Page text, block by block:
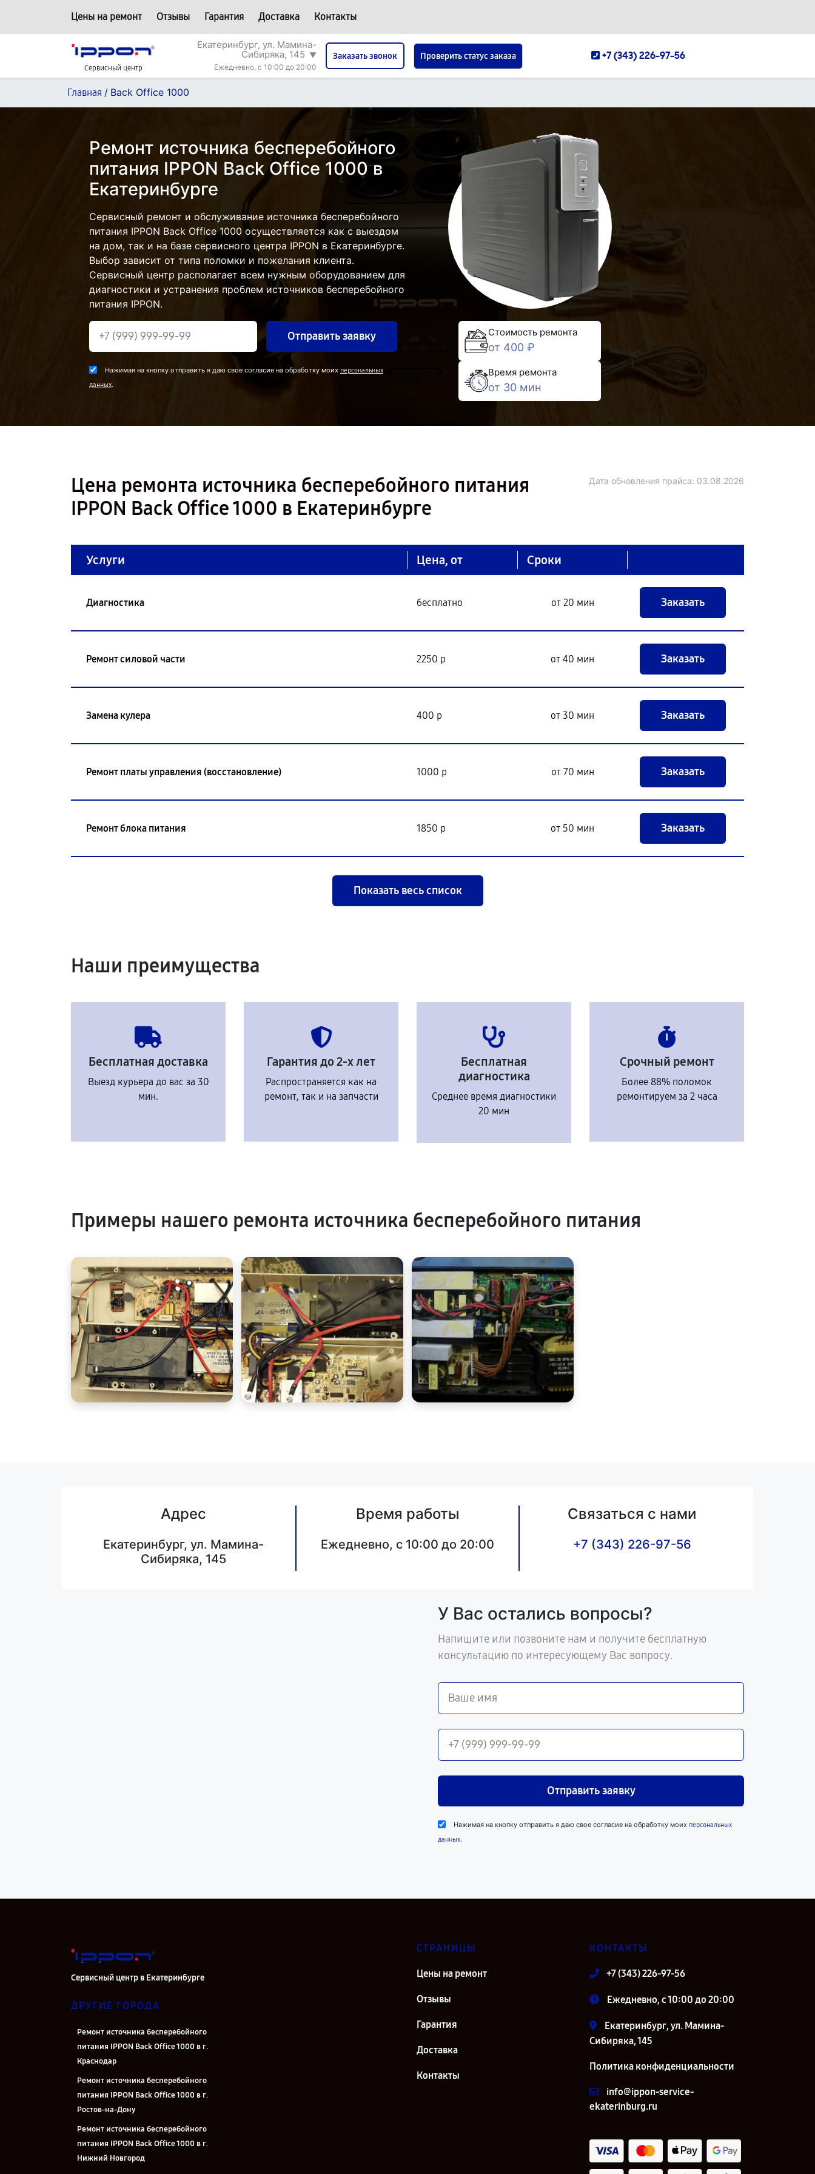
Цены на ремонт Отзывы Гарантия Доставка Контакты
Сервисный центр
Екатеринбург, ул. Мамина-
Сибиряка, 145 ▼
Ежедневно, с 10:00 до 20:00
Заказать звонок Проверить статус заказа +7 (343) 226-97-56
Главная / Back Office 1000
Ремонт источника бесперебойного
питания IPPON Back Office 1000 в
Екатеринбурге
Сервисный ремонт и обслуживание источника бесперебойного
питания IPPON Back Office 1000 осуществляется как с выездом
на дом, так и на базе сервисного центра IPPON в Екатеринбурге.
Выбор зависит от типа поломки и пожелания клиента.
Сервисный центр располагает всем нужным оборудованием для
диагностики и устранения проблем источников бесперебойного
питания IPPON.
Отправить заявку
Нажимая на кнопку отправить я даю свое согласие на обработку моих персональных
данных.
Стоимость ремонта
от 400 ₽
Время ремонта
от 30 мин
Цена ремонта источника бесперебойного питания
IPPON Back Office 1000 в Екатеринбурге
Дата обновления прайса: 03.08.2026
Услуги Цена, от Сроки
Диагностика бесплатно от 20 мин Заказать
Ремонт силовой части 2250 р от 40 мин Заказать
Замена кулера 400 р от 30 мин Заказать
Ремонт платы управления (восстановление) 1000 р от 70 мин Заказать
Ремонт блока питания 1850 р от 50 мин Заказать
Показать весь список
Наши преимущества
Бесплатная доставка
Выезд курьера до вас за 30
мин.
Гарантия до 2-х лет
Распространяется как на
ремонт, так и на запчасти
Бесплатная
диагностика
Среднее время диагностики
20 мин
Срочный ремонт
Более 88% поломок
ремонтируем за 2 часа
Примеры нашего ремонта источника бесперебойного питания
Адрес
Екатеринбург, ул. Мамина-
Сибиряка, 145
Время работы
Ежедневно, с 10:00 до 20:00
Связаться с нами
+7 (343) 226-97-56
У Вас остались вопросы?
Напишите или позвоните нам и получите бесплатную
консультацию по интересующему Вас вопросу.
Отправить заявку
Нажимая на кнопку отправить я даю свое согласие на обработку моих персональных
данных.
Сервисный центр в Екатеринбурге
ДРУГИЕ ГОРОДА
Ремонт источника бесперебойного
питания IPPON Back Office 1000 в г.
Краснодар
Ремонт источника бесперебойного
питания IPPON Back Office 1000 в г.
Ростов-на-Дону
Ремонт источника бесперебойного
питания IPPON Back Office 1000 в г.
Нижний Новгород
СТРАНИЦЫ
Цены на ремонт
Отзывы
Гарантия
Доставка
Контакты
КОНТАКТЫ
+7 (343) 226-97-56
Ежедневно, с 10:00 до 20:00
Екатеринбург, ул. Мамина-
Сибиряка, 145
Политика конфиденциальности
info@ippon-service-
ekaterinburg.ru